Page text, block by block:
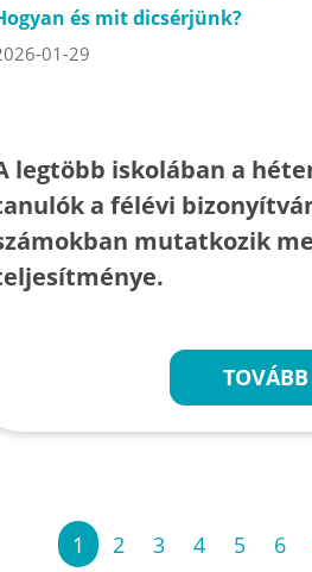
és mit dicsérjünk?
01-29
legtöbb iskolában a
a félévi
mutatkozik
TOVÁBB
1 2 3 4 5 6